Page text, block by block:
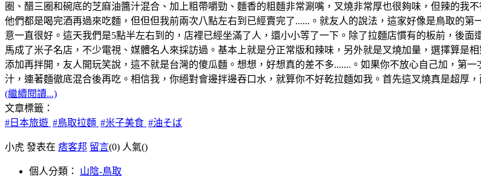
圈、醋三圈和碗底的芝麻油醬汁混合、加上粗帶嚼勁、麵香的粗麵非常涮嘴，叉燒非常厚也很夠味，但辣的我
他們都是喝完酒再過來吃麵，但但但我前兩次八點左右到已經賣完了......。就友人的說法，這家好像是鳥取的
意一直很好。這天我們是5點半左右到的，店裡已經坐滿了人，還小小等了一下。除了拉麵店慣有的板前，後
馬成了米子名店，不少電視、媒體名人來採訪過。基本上就是分正常版和辣味，另外就是叉燒加量，選擇算是
添加再拌開，友人開玩笑說，這不就是台灣的傻瓜麵。想想，好想真的差不多.......。如果你不放心自己加，第
汁，連著麵徹底混合後再吃。相信我，你絕對會邊拌邊吞口水，就算你不好乾拉麵如我。首先這叉燒真是超厚
(繼續閱讀...)
文章標籤：
#日本旅遊 #鳥取拉麵 #米子美食 #油そば
小虎 發表在 痞客邦 留言(0) 人氣()
個人分類： 山陰-鳥取